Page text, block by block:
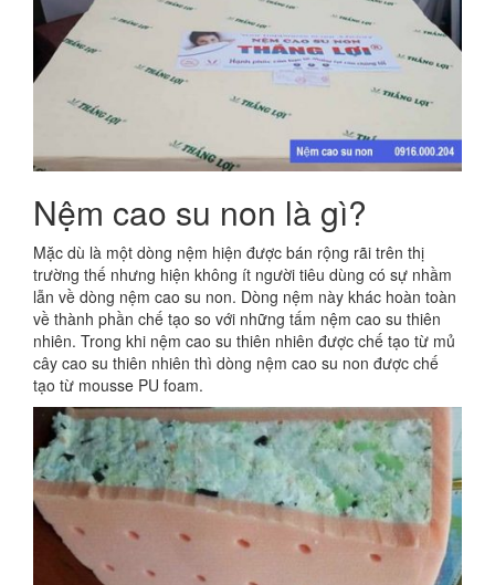
Nệm cao su non là gì?
Mặc dù là một dòng nệm hiện được bán rộng rãi trên thị
trường thế nhưng hiện không ít người tiêu dùng có sự nhầm
lẫn về dòng nệm cao su non. Dòng nệm này khác hoàn toàn
về thành phần chế tạo so với những tấm nệm cao su thiên
nhiên. Trong khi nệm cao su thiên nhiên được chế tạo từ mủ
cây cao su thiên nhiên thì dòng nệm cao su non được chế
tạo từ mousse PU foam.